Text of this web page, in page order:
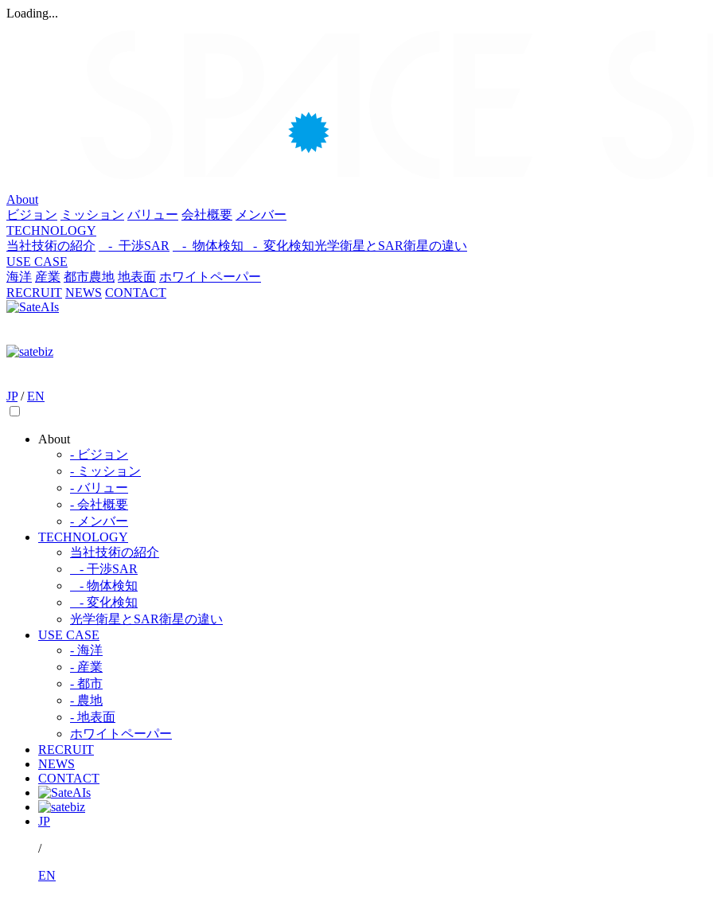
Loading...
About
ビジョン ミッション バリュー 会社概要 メンバー
TECHNOLOGY
当社技術の紹介
- 干渉SAR - 物体検知​ - 変化検知​光学衛星とSAR衛星の違い
USE CASE
海洋 産業 都市​農地 地表面 ホワイトペーパー
RECRUIT NEWS CONTACT
JP / EN
About
- ビジョン
- ミッション
- バリュー
- 会社概要
- メンバー
TECHNOLOGY
当社技術の紹介​
- 干渉SAR​
- 物体検知​
- 変化検知​
光学衛星とSAR衛星の違い​
USE CASE
- 海洋
- 産業
- 都市​
- 農地
- 地表面
ホワイトペーパー
RECRUIT
NEWS
CONTACT
JP
/
EN